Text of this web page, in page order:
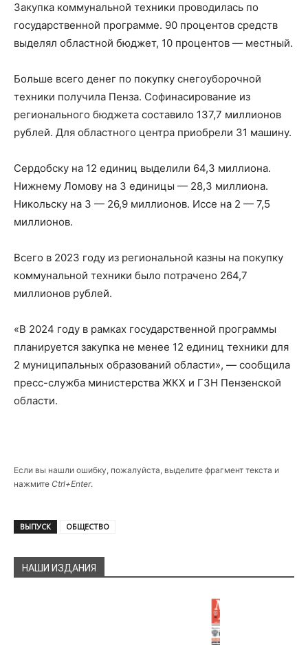
Закупка коммунальной техники проводилась по
государственной программе. 90 процентов средств
выделял областной бюджет, 10 процентов — местный.
Больше всего денег по покупку снегоуборочной
техники получила Пенза. Софинасирование из
регионального бюджета составило 137,7 миллионов
рублей. Для областного центра приобрели 31 машину.
Сердобску на 12 единиц выделили 64,3 миллиона.
Нижнему Ломову на 3 единицы — 28,3 миллиона.
Никольску на 3 — 26,9 миллионов. Иссе на 2 — 7,5
миллионов.
Всего в 2023 году из региональной казны на покупку
коммунальной техники было потрачено 264,7
миллионов рублей.
«В 2024 году в рамках государственной программы
планируется закупка не менее 12 единиц техники для
2 муниципальных образований области», — сообщила
пресс-служба министерства ЖКХ и ГЗН Пензенской
области.
Если вы нашли ошибку, пожалуйста, выделите фрагмент текста и
нажмите Ctrl+Enter.
ВЫПУСК ОБЩЕСТВО
НАШИ ИЗДАНИЯ